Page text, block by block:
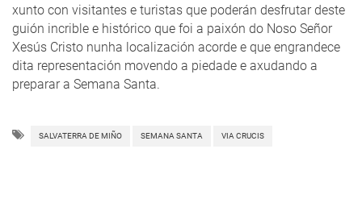
xunto con visitantes e turistas que poderán desfrutar deste
guión incrible e histórico que foi a paixón do Noso Señor
Xesús Cristo nunha localización acorde e que engrandece
dita representación movendo a piedade e axudando a
preparar a Semana Santa.
SALVATERRA DE MIÑO SEMANA SANTA VIA CRUCIS